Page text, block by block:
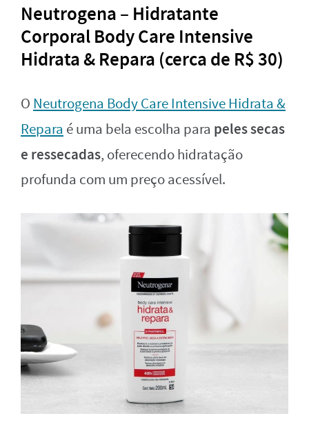
Neutrogena – Hidratante
Corporal Body Care Intensive
Hidrata & Repara (cerca de R$ 30)
O Neutrogena Body Care Intensive Hidrata &
Repara é uma bela escolha para peles secas
e ressecadas, oferecendo hidratação
profunda com um preço acessível.